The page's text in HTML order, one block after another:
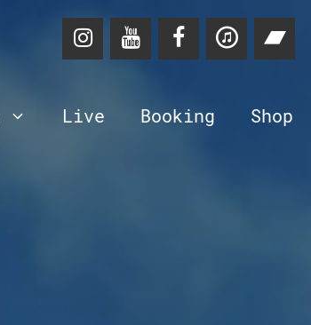
Live Booking Shop